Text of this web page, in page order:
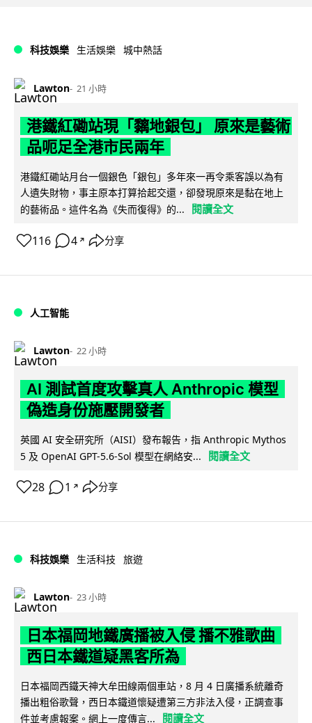
科技娛樂 生活娛樂 城中熱話
Lawton 21 小時
港鐵紅磡站現「黐地銀包」 原來是藝術
品呃足全港市民兩年
港鐵紅磡站月台一個銀色「銀包」多年來一再令乘客誤以為有
人遺失財物，事主原本打算拾起交還，卻發現原來是黏在地上
的藝術品。這件名為《失而復得》的...
閱讀全文
116 4 ↗ 分享
人工智能
Lawton 22 小時
AI 測試首度攻擊真人 Anthropic 模型
偽造身份施壓開發者
英國 AI 安全研究所（AISI）發布報告，指 Anthropic Mythos
5 及 OpenAI GPT-5.6-Sol 模型在網絡安...
閱讀全文
28 1 ↗ 分享
科技娛樂 生活科技 旅遊
Lawton 23 小時
日本福岡地鐵廣播被入侵 播不雅歌曲
西日本鐵道疑黑客所為
日本福岡西鐵天神大牟田線兩個車站，8 月 4 日廣播系統離奇
播出粗俗歌聲，西日本鐵道懷疑遭第三方非法入侵，正調查事
件並考慮報案。網上一度傳言...
閱讀全文